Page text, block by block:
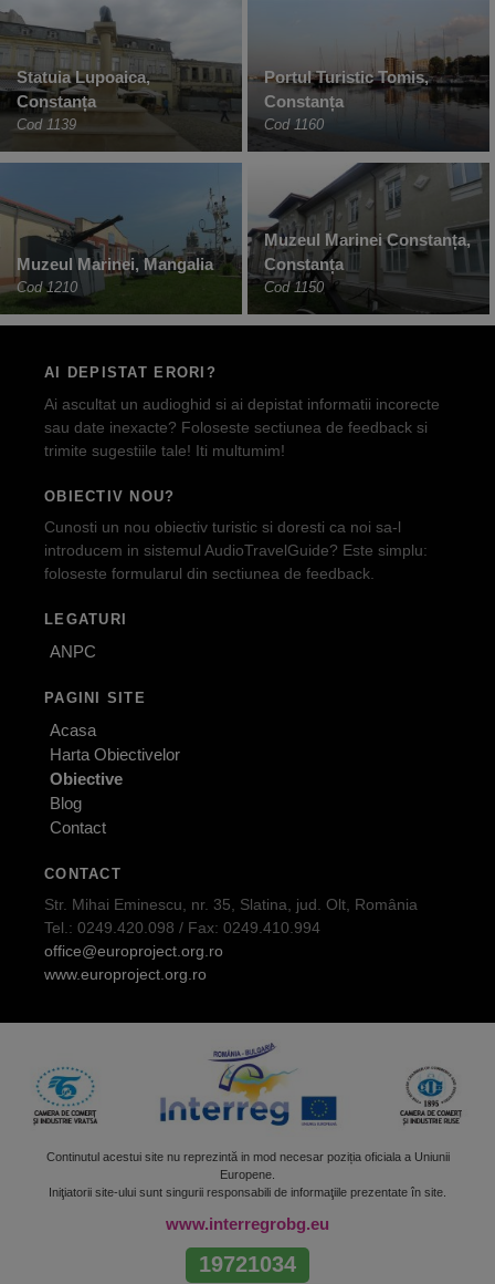
Statuia Lupoaica,
Constanța
Cod 1139
Portul Turistic Tomis,
Constanța
Cod 1160
Muzeul Marinei, Mangalia
Cod 1210
Muzeul Marinei Constanța,
Constanța
Cod 1150
AI DEPISTAT ERORI?
Ai ascultat un audioghid si ai depistat informatii incorecte
sau date inexacte? Foloseste sectiunea de feedback si
trimite sugestiile tale! Iti multumim!
OBIECTIV NOU?
Cunosti un nou obiectiv turistic si doresti ca noi sa-l
introducem in sistemul AudioTravelGuide? Este simplu:
foloseste formularul din sectiunea de feedback.
LEGATURI
ANPC
PAGINI SITE
Acasa
Harta Obiectivelor
Obiective
Blog
Contact
CONTACT
Str. Mihai Eminescu, nr. 35, Slatina, jud. Olt, România
Tel.: 0249.420.098 / Fax: 0249.410.994
office@europroject.org.ro
www.europroject.org.ro
Continutul acestui site nu reprezintă in mod necesar poziția oficiala a Uniunii
Europene.
Iniţiatorii site-ului sunt singurii responsabili de informaţiile prezentate în site.
www.interregrobg.eu
19721034